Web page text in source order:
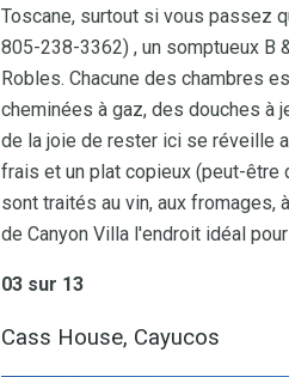
Toscane, surtout si vous passez
805-238-3362) , un somptueux B
Robles. Chacune des chambres
cheminées à gaz, des douches à
de la joie de rester ici se réveille
frais et un plat copieux (peut-
sont traités au vin, aux fromages,
de Canyon Villa l'endroit idéal
03 sur 13
Cass House, Cayucos